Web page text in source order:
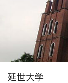
延世大学